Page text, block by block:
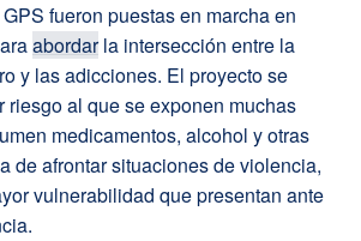
fueron puestas en marcha en
abordarla intersección entre la
y las adicciones. El proyecto se
riesgo al que se exponen muchas
medicamentos, alcohol y otras
de afrontar situaciones de violencia,
vulnerabilidad que presentan ante